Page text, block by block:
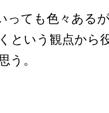
っても色々ある
という観点から
う。